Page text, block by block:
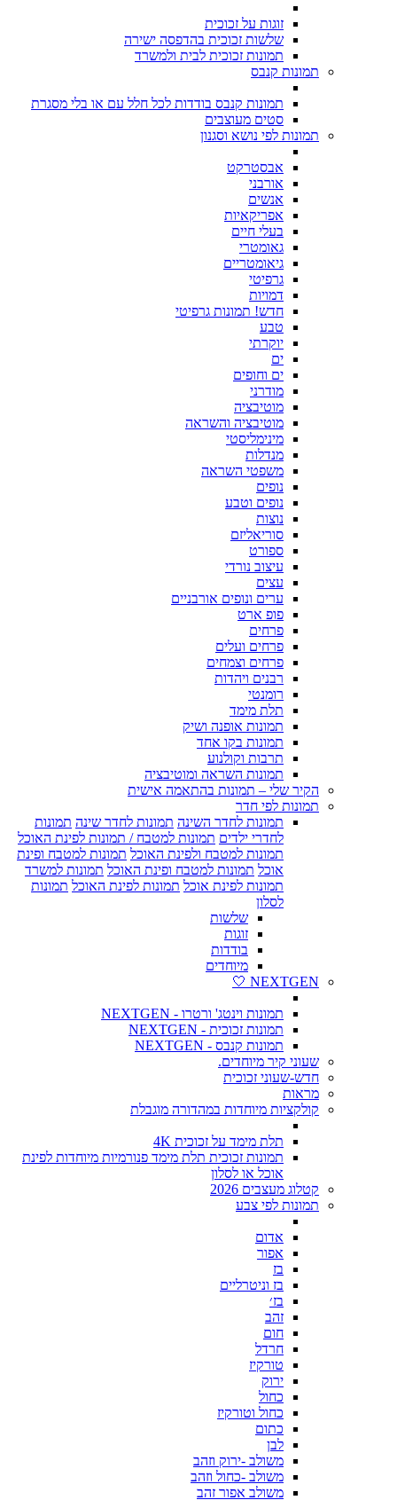
זוגות על זכוכית
שלשות זכוכית בהדפסה ישירה
תמונות זכוכית לבית ולמשרד
תמונות קנבס
תמונות קנבס בודדות לכל חלל עם או בלי מסגרת
סטים מעוצבים
תמונות לפי נושא וסגנון
אבסטרקט
אורבני
אנשים
אפריקאיות
בעלי חיים
גאומטרי
גיאומטריים
גרפיטי
דמויות
חדש! תמונות גרפיטי
טבע
יוקרתי
ים
ים וחופים
מודרני
מוטיבציה
מוטיבציה והשראה
מינימליסטי
מנדלות
משפטי השראה
נופים
נופים וטבע
נוצות
סוריאליזם
ספורט
עיצוב נורדי
עצים
ערים ונופים אורבניים
פופ ארט
פרחים
פרחים ועלים
פרחים וצמחים
רבנים ויהדות
רומנטי
תלת מימד
תמונות אופנה ושיק
תמונות בקו אחד
תרבות וקולנוע
תמונות השראה ומוטיבציה
הקיר שלי – תמונות בהתאמה אישית
תמונות לפי חדר
תמונות לחדר השינה תמונות לחדר שינה תמונות
לחדרי ילדים תמונות למטבח / תמונות לפינת האוכל
תמונות למטבח ולפינת האוכל תמונות למטבח ופינת
אוכל תמונות למטבח ופינת האוכל תמונות למשרד
תמונות לפינת אוכל תמונות לפינת האוכל תמונות
לסלון
שלשות
זוגות
בודדות
מיוחדים
NEXTGEN 🤍
תמונות וינטג' ורטרו - NEXTGEN
תמונות זכוכית - NEXTGEN
תמונות קנבס - NEXTGEN
שעוני קיר מיוחדים.
חדש-שעוני זכוכית
מראות
קולקציות מיוחדות במהדורה מוגבלת
תלת מימד על זכוכית 4K
תמונות זכוכית תלת מימד פנורמיות מיוחדות לפינת
אוכל או לסלון
קטלוג מעצבים 2026
תמונות לפי צבע
אדום
אפור
בז
בז וניטרליים
בז׳
זהב
חום
חרדל
טורקיז
ירוק
כחול
כחול וטורקיז
כתום
לבן
משולב -ירוק וזהב
משולב -כחול וזהב
משולב אפור זהב